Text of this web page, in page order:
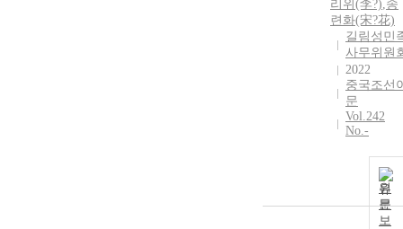
리위 (李?),송
련화(宋?花)
길림성민
사무위원
2022
중국조선
문
Vol.242
No.-
원
문
보